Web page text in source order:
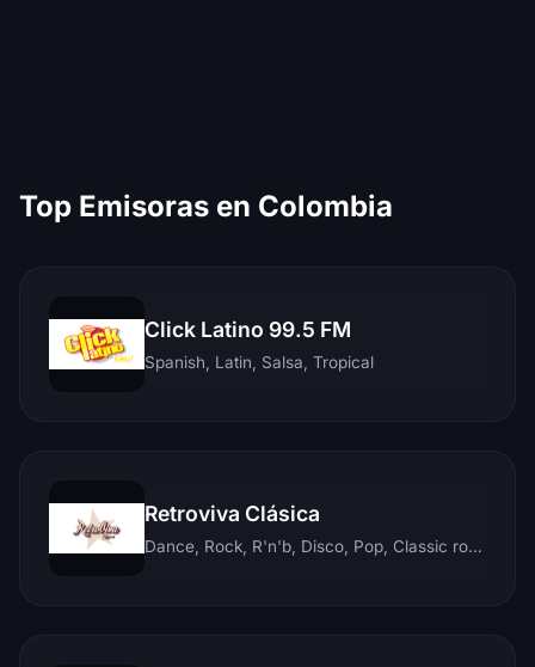
Top Emisoras en Colombia
Click Latino 99.5 FM
Spanish, Latin, Salsa, Tropical
Retroviva Clásica
Dance, Rock, R'n'b, Disco, Pop, Classic rock, Techno, Reggae